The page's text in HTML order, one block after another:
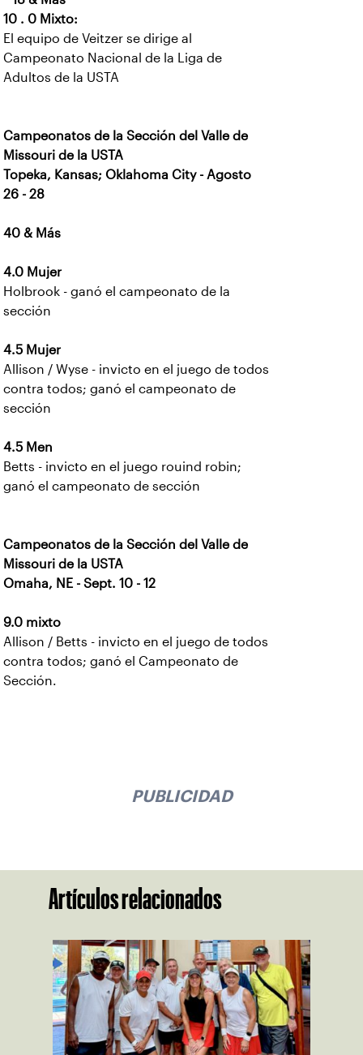
10 . 0 Mixto:
El equipo de Veitzer se dirige al
Campeonato Nacional de la Liga de
Adultos de la USTA
Campeonatos de la Sección del Valle de
Missouri de la USTA
Topeka, Kansas; Oklahoma City - Agosto
26 - 28
40 & Más
4.0 Mujer
Holbrook - ganó el campeonato de la
sección
4.5 Mujer
Allison / Wyse - invicto en el juego de todos
contra todos; ganó el campeonato de
sección
4.5 Men
Betts - invicto en el juego rouind robin;
ganó el campeonato de sección
Campeonatos de la Sección del Valle de
Missouri de la USTA
Omaha, NE - Sept. 10 - 12
9.0 mixto
Allison / Betts - invicto en el juego de todos
contra todos; ganó el Campeonato de
Sección.
PUBLICIDAD
Artículos relacionados